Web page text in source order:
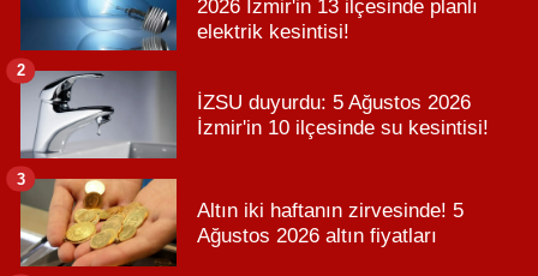
2026 İzmir'in 13 ilçesinde planlı
elektrik kesintisi!
İZSU duyurdu: 5 Ağustos 2026
İzmir'in 10 ilçesinde su kesintisi!
2
Altın iki haftanın zirvesinde! 5
Ağustos 2026 altın fiyatları
3